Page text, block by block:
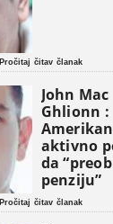
Pročitaj čitav članak
John Mac
Ghlionn :
aktivno
da
penziju”
Pročitaj čitav članak